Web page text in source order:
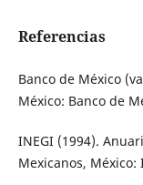
Referencias
Banco de México
México: Banco de
INEGI (1994).
Mexicanos, México: